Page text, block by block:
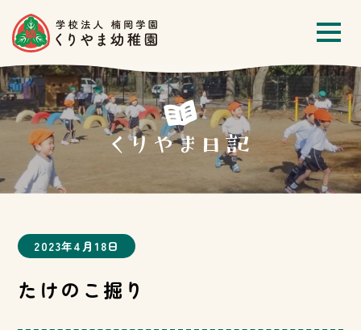
2023年4月18日
たけのこ掘り